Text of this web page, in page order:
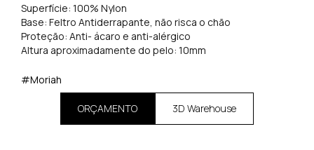
Superfície: 100% Nylon
Base: Feltro Antiderrapante, não risca o chão
Proteção: Anti- ácaro e anti-alérgico
Altura aproximadamente do pelo: 10mm
#Moriah
ORÇAMENTO 3D Warehouse